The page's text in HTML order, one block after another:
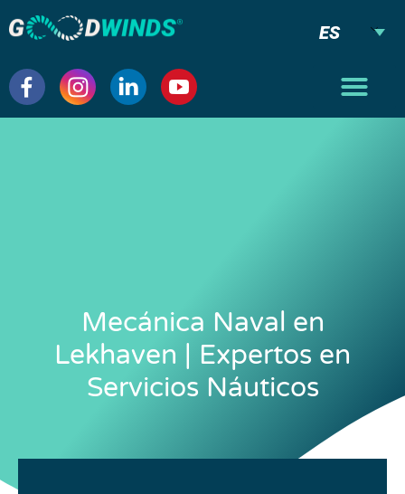
ES
Mecánica Naval en
Lekhaven | Expertos en
Servicios Náuticos